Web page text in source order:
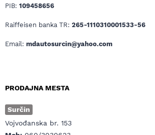
PIB: 109458656
Raiffeisen banka TR: 265-1110310001533-56
Email: mdautosurcin@yahoo.com
PRODAJNA MESTA
Surčin
Vojvođanska br. 153